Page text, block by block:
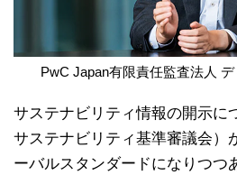
PwC Japan有限責任監査法人
サステナビリティ情報の開示に
サステナビリティ基準審議会）
ーバルスタンダードになりつつ